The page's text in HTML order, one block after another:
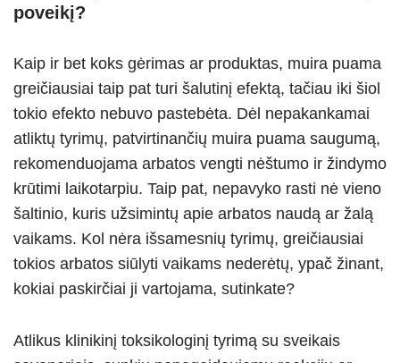
poveikį?
Kaip ir bet koks gėrimas ar produktas, muira puama
greičiausiai taip pat turi šalutinį efektą, tačiau iki šiol
tokio efekto nebuvo pastebėta. Dėl nepakankamai
atliktų tyrimų, patvirtinančių muira puama saugumą,
rekomenduojama arbatos vengti nėštumo ir žindymo
krūtimi laikotarpiu. Taip pat, nepavyko rasti nė vieno
šaltinio, kuris užsimintų apie arbatos naudą ar žalą
vaikams. Kol nėra išsamesnių tyrimų, greičiausiai
tokios arbatos siūlyti vaikams nederėtų, ypač žinant,
kokiai paskirčiai ji vartojama, sutinkate?
Atlikus klinikinį toksikologinį tyrimą su sveikais